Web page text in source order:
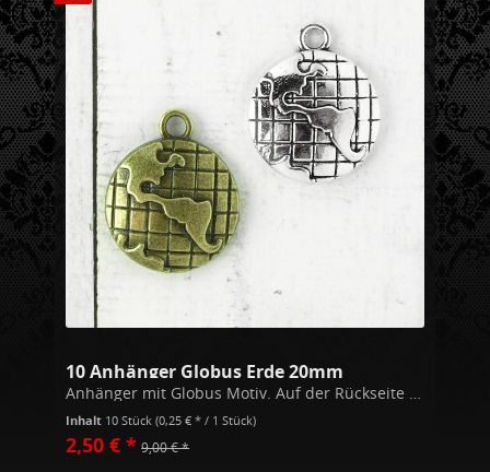
10 Anhänger Globus Erde 20mm
Anhänger mit Globus Motiv. Auf der Rückseite leicht nach innen gewölbt ohne Motiv. Durchmesser 20mm Modeschmuckmetall (Kupfer/Zink Legierung) Alle unsere Schmuckstücke unterschreiten die gem. der EU Richtlinien festgesetzten Werte zu...
Inhalt 10 Stück(0,25 € * / 1 Stück)
2,50 € * 9,00 € *